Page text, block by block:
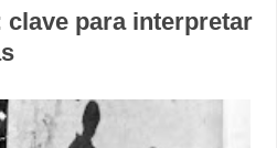
clave para interpretar